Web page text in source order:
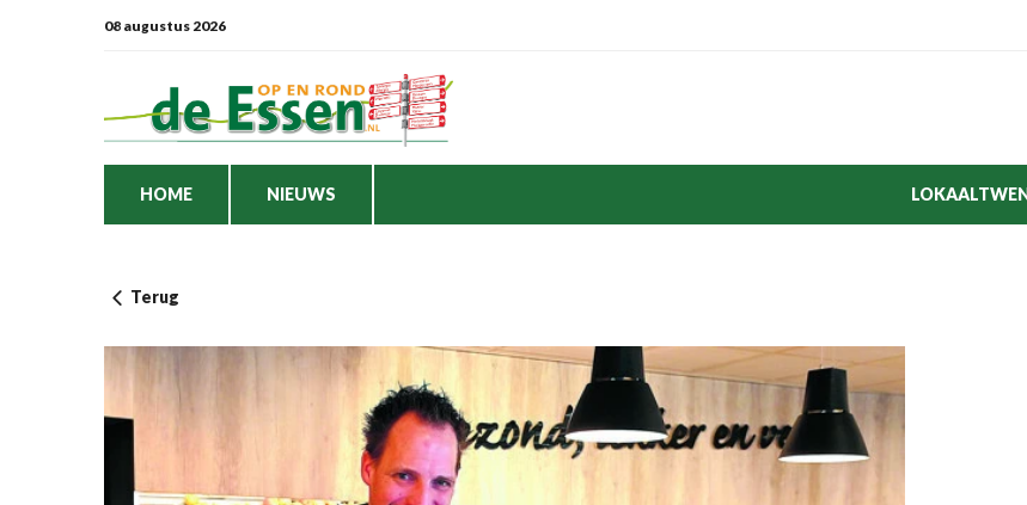
08 augustus 2026
HOME NIEUWS
Terug